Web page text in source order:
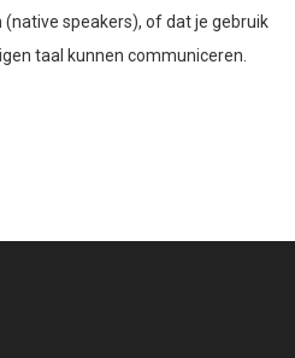
speakers), of dat je gebruik
taal kunnen communiceren.